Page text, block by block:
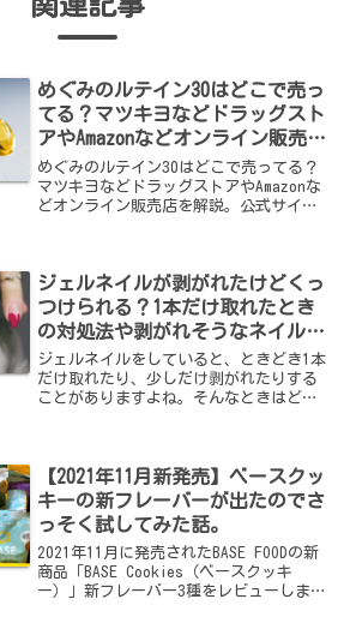
めぐみのルテイン30はどこで売っ
てる？マツキヨなどドラッグスト
アやAmazonなどオンライン販売店
を解説。公式サイトのオトクな購
入方法も！
めぐみのルテイン30はどこで売ってる？
マツキヨなどドラッグストアやAmazonな
どオンライン販売店を解説。公式サイト
ジェルネイルが剥がれたけどくっ
つけられる？1本だけ取れたとき
の対処法や剥がれそうなネイルの
応急処置まとめ
ジェルネイルをしていると、ときどき1本
だけ取れたり、少しだけ剥がれたりする
ことがありますよね。そんなときはどう
っつけられるか？」「剥がれそうなとき
の応急処置は？」など、ジェルネイルの
お悩みについてまとめました。
【2021年11月新発売】ベースクッ
キーの新フレーバーが出たのでさ
っそく試してみた話。
2021年11月に発売されたBASE FOODの新
商品「BASE Cookies（ベースクッキ
ー）」新フレーバー3種をレビューしま